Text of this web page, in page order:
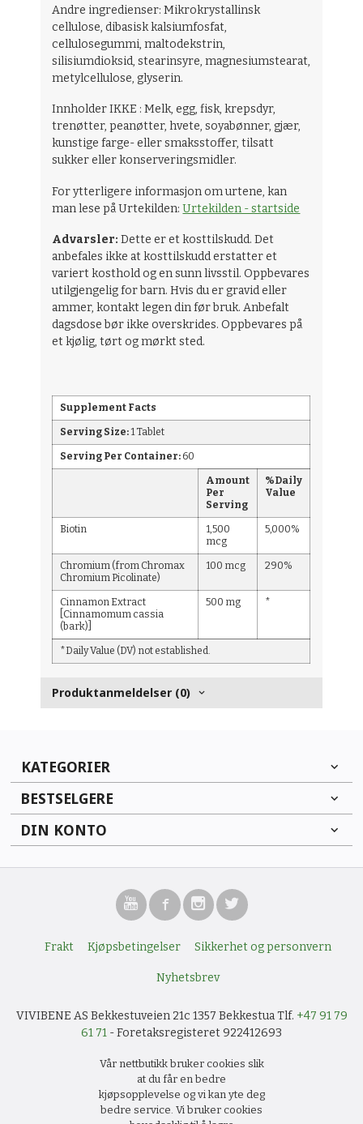
Andre ingredienser: Mikrokrystallinsk
cellulose, dibasisk kalsiumfosfat,
cellulosegummi, maltodekstrin,
silisiumdioksid, stearinsyre, magnesiumstearat,
metylcellulose, glyserin.
Innholder IKKE : Melk, egg, fisk, krepsdyr,
trenøtter, peanøtter, hvete, soyabønner, gjær,
kunstige farge- eller smaksstoffer, tilsatt
sukker eller konserveringsmidler.
For ytterligere informasjon om urtene, kan
man lese på Urtekilden:Urtekilden - startside
Advarsler:Dette er et kosttilskudd. Det
anbefales ikke at kosttilskudd erstatter et
variert kosthold og en sunn livsstil. Oppbevares
utilgjengelig for barn. Hvis du er gravid eller
ammer, kontakt legen din før bruk. Anbefalt
dagsdose bør ikke overskrides. Oppbevares på
et kjølig, tørt og mørkt sted.
Supplement Facts
Serving Size: 1 Tablet
Serving Per Container: 60
Amount
Per
Serving
%Daily
Value
Biotin
1,500
mcg
5,000%
Chromium (from Chromax
Chromium Picolinate)
100 mcg 290%
Cinnamon Extract
[Cinnamomum cassia
(bark)]
500 mg *
*Daily Value (DV) not established.
Produktanmeldelser (0)
KATEGORIER
BESTSELGERE
DIN KONTO
Frakt Kjøpsbetingelser Sikkerhet og personvern
Nyhetsbrev
VIVIBENE AS Bekkestuveien 21c 1357 Bekkestua Tlf. +47 91 79
61 71 - Foretaksregisteret 922412693
Vår nettbutikk bruker cookies slik
at du får en bedre
kjøpsopplevelse og vi kan yte deg
bedre service. Vi bruker cookies